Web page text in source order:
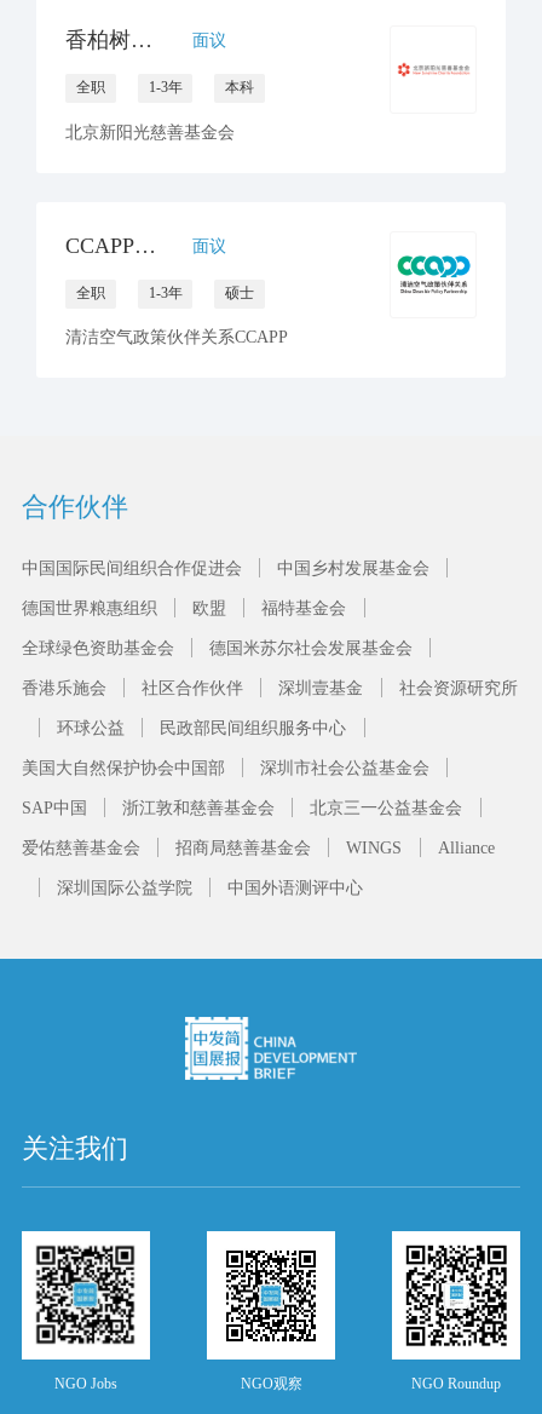
香柏树专项公益运营传播主管 面议
全职 1-3年 本科
北京新阳光慈善基金会
CCAPP秘书处 招聘传播官员 面议
全职 1-3年 硕士
清洁空气政策伙伴关系CCAPP
合作伙伴
中国国际民间组织合作促进会 中国乡村发展基金会
德国世界粮惠组织 欧盟 福特基金会
全球绿色资助基金会 德国米苏尔社会发展基金会
香港乐施会 社区合作伙伴 深圳壹基金 社会资源研究所
环球公益 民政部民间组织服务中心
美国大自然保护协会中国部 深圳市社会公益基金会
SAP中国 浙江敦和慈善基金会 北京三一公益基金会
爱佑慈善基金会 招商局慈善基金会 WINGS Alliance
深圳国际公益学院 中国外语测评中心
关注我们
NGO Jobs NGO观察 NGO Roundup